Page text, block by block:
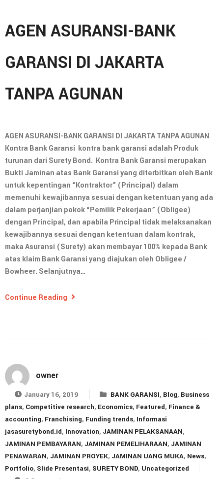
AGEN ASURANSI-BANK
GARANSI DI JAKARTA
TANPA AGUNAN
AGEN ASURANSI-BANK GARANSI DI JAKARTA TANPA AGUNAN
Kontra Bank Garansi kontra bank garansi adalah Produk
turunan dari Surety Bond. Kontra Bank Garansi merupakan
Bukti Jaminan atas Bank Garansi yang diterbitkan oleh Bank
untuk kepentingan “Kontraktor” (Principal) dalam
memenuhi kewajibannya sesuai dengan ketentuan yang ada
dalam perjanjian pokok “Pemilik Pekerjaan” (Obligee)
dengan Principal, dan apabila Principal tidak melaksanakan
kewajibannya sesuai dengan ketentuan dalam kontrak,
maka Asuransi (Surety) akan membayar 100% kepada Bank
atas klaim Bank Garansi yang diajukan oleh Obligee /
Bowheer. Selanjutnya…
Continue Reading
owner
January 16, 2019 BANK GARANSI, Blog, Business
plans, Competitive research, Economics, Featured, Finance &
accounting, Franchising, Funding trends, Informasi
jasasuretybond.id, Innovation, JAMINAN PELAKSANAAN,
JAMINAN PEMBAYARAN, JAMINAN PEMELIHARAAN, JAMINAN
PENAWARAN, JAMINAN PROYEK, JAMINAN UANG MUKA, News,
Portfolio, Slide Presentasi, SURETY BOND, Uncategorized